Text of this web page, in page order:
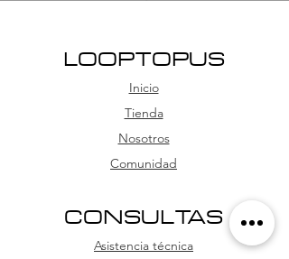
LOOPTOPUS
Inicio
Tienda
Nosotros
Comunidad
CONSULTAS
Asistencia técnica